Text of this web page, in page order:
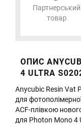
Партнерський
товар
ОПИС
4 ULTRA
Anycubic Resin Vat
для
ACF-плівкою
для Photon Mono 4